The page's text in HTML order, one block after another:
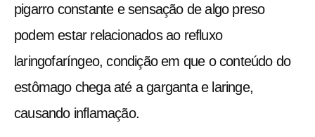
pigarro constante e sensação de algo preso
podem estar relacionados ao refluxo
laringofaríngeo, condição em que o conteúdo do
estômago chega até a garganta e laringe,
causando inflamação.